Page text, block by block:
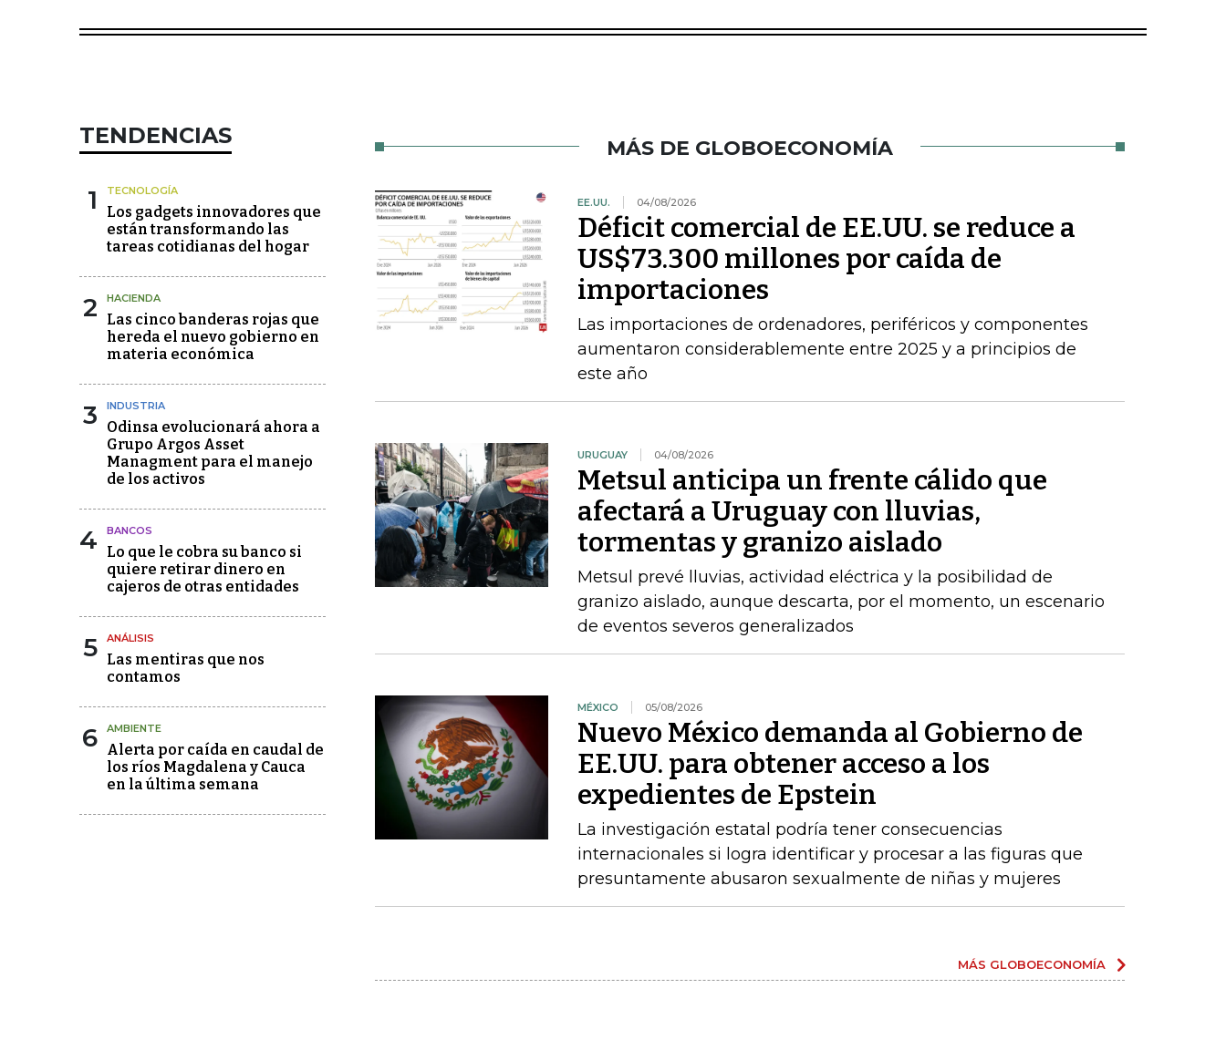
TENDENCIAS
1 TECNOLOGÍA
Los gadgets innovadores que
están transformando las
tareas cotidianas del hogar
2 HACIENDA
Las cinco banderas rojas que
hereda el nuevo gobierno en
materia económica
3 INDUSTRIA
Odinsa evolucionará ahora a
Grupo Argos Asset
Managment para el manejo
de los activos
4 BANCOS
Lo que le cobra su banco si
quiere retirar dinero en
cajeros de otras entidades
5 ANÁLISIS
Las mentiras que nos
contamos
6 AMBIENTE
Alerta por caída en caudal de
los ríos Magdalena y Cauca
en la última semana
MÁS DE GLOBOECONOMÍA
EE.UU. 04/08/2026
Déficit comercial de EE.UU. se reduce a
US$73.300 millones por caída de
importaciones
Las importaciones de ordenadores, periféricos y componentes
aumentaron considerablemente entre 2025 y a principios de
este año
URUGUAY 04/08/2026
Metsul anticipa un frente cálido que
afectará a Uruguay con lluvias,
tormentas y granizo aislado
Metsul prevé lluvias, actividad eléctrica y la posibilidad de
granizo aislado, aunque descarta, por el momento, un escenario
de eventos severos generalizados
MÉXICO 05/08/2026
Nuevo México demanda al Gobierno de
EE.UU. para obtener acceso a los
expedientes de Epstein
La investigación estatal podría tener consecuencias
internacionales si logra identificar y procesar a las figuras que
presuntamente abusaron sexualmente de niñas y mujeres
MÁS GLOBOECONOMÍA